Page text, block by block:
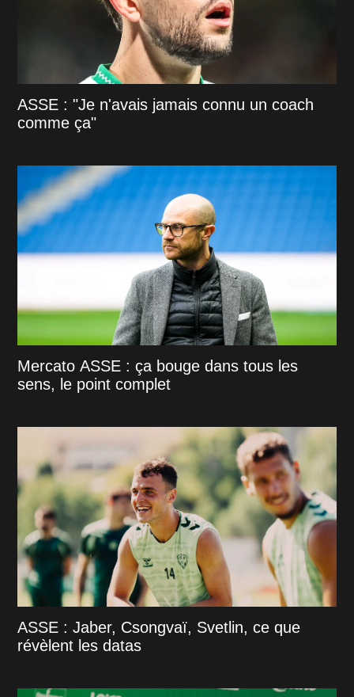
ASSE : "Je n'avais jamais connu un coach
comme ça"
Mercato ASSE : ça bouge dans tous les
sens, le point complet
ASSE : Jaber, Csongvaï, Svetlin, ce que
révèlent les datas